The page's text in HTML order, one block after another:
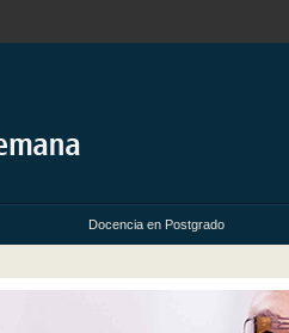
Docencia en Postgrado